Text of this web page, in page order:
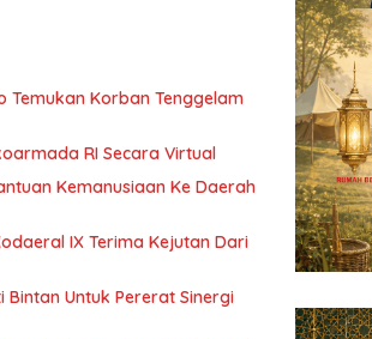
Temukan Korban Tenggelam
RI Secara Virtual
Kemanusiaan Ke Daerah
IX Terima Kejutan Dari
Untuk Pererat Sinergi